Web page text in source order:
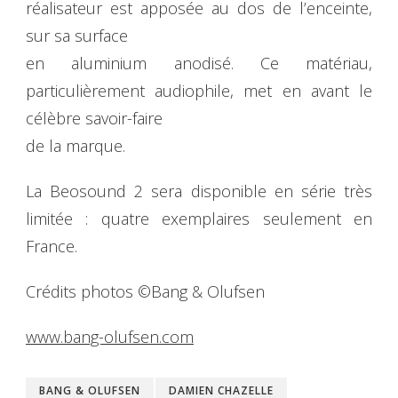
réalisateur est apposée au dos de l’enceinte,
sur sa surface
en aluminium anodisé. Ce matériau,
particulièrement audiophile, met en avant le
célèbre savoir-faire
de la marque.
La Beosound 2 sera disponible en série très
limitée : quatre exemplaires seulement en
France.
Crédits photos ©Bang & Olufsen
www.bang-olufsen.com
BANG & OLUFSEN DAMIEN CHAZELLE